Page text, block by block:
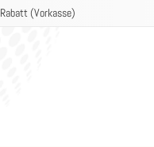
(Vorkasse)